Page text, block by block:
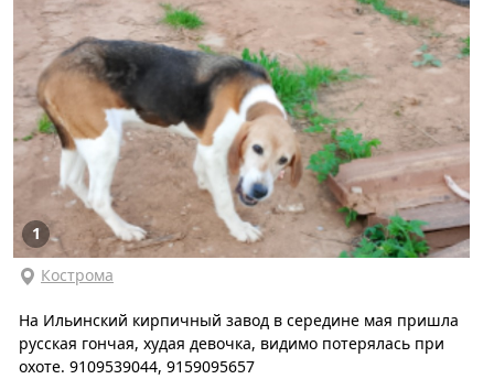
1
Кострома
На Ильинский кирпичный завод в середине мая пришла
русская гончая, худая девочка, видимо потерялась при
охоте. 9109539044, 9159095657